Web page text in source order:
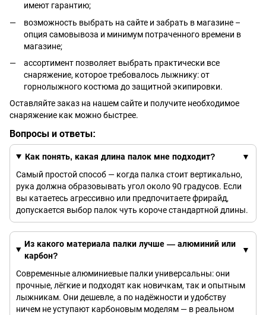
имеют гарантию;
возможность выбрать на сайте и забрать в магазине –
опция самовывоза и минимум потраченного времени в
магазине;
ассортимент позволяет выбрать практически все
снаряжение, которое требовалось лыжнику: от
горнолыжного костюма до защитной экипировки.
Оставляйте заказ на нашем сайте и получите необходимое
снаряжение как можно быстрее.
Вопросы и ответы:
Как понять, какая длина палок мне подходит?
Самый простой способ — когда палка стоит вертикально,
рука должна образовывать угол около 90 градусов. Если
вы катаетесь агрессивно или предпочитаете фрирайд,
допускается выбор палок чуть короче стандартной длины.
Из какого материала палки лучше — алюминий или
карбон?
Современные алюминиевые палки универсальны: они
прочные, лёгкие и подходят как новичкам, так и опытным
лыжникам. Они дешевле, а по надёжности и удобству
ничем не уступают карбоновым моделям — в реальном